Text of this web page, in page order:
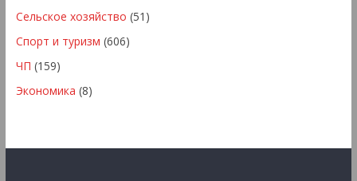
Сельское хозяйство (51)
Спорт и туризм (606)
ЧП (159)
Экономика (8)